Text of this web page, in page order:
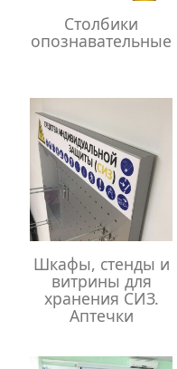
Столбики
опознавательные
Шкафы, стенды и
витрины для
хранения СИЗ.
Аптечки